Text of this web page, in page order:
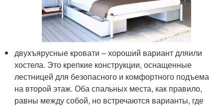
двухъярусные кровати – хороший вариант дляили
хостела. Это крепкие конструкции, оснащенные
лестницей для безопасного и комфортного подъема
на второй этаж. Оба спальных места, как правило,
равны между собой, но встречаются варианты, где